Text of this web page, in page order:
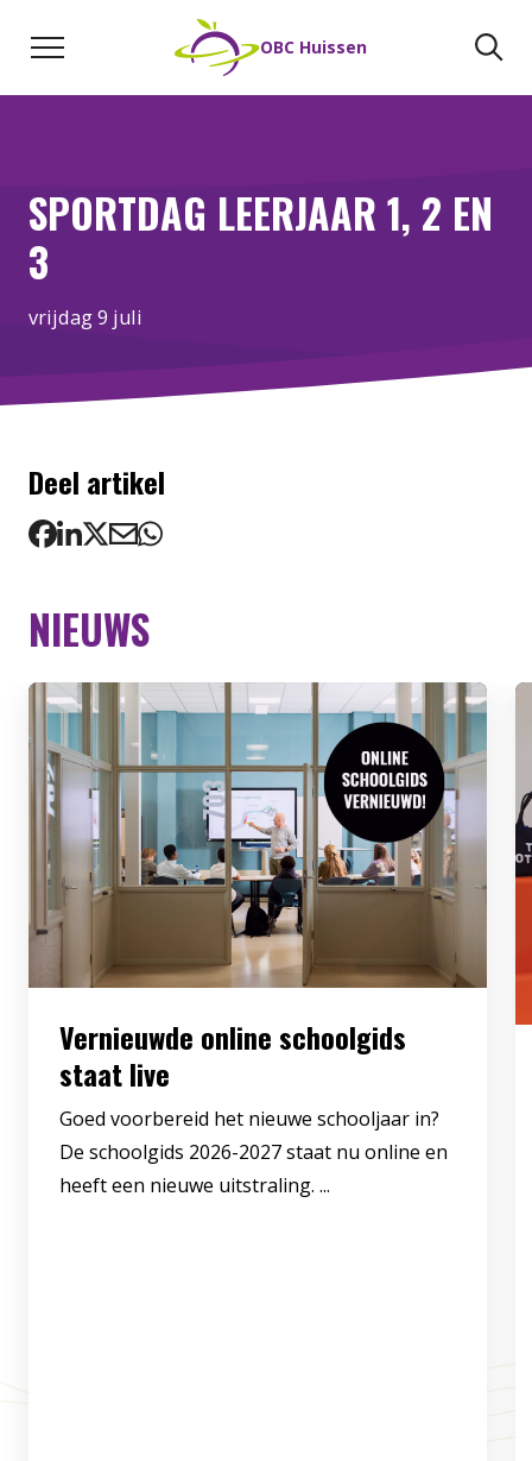
OBC Huissen
SPORTDAG LEERJAAR 1, 2 EN
3
vrijdag 9 juli
Deel artikel
NIEUWS
Vernieuwde online schoolgids
staat live
Goed voorbereid het nieuwe schooljaar in?
De schoolgids 2026-2027 staat nu online en
heeft een nieuwe uitstraling. ...